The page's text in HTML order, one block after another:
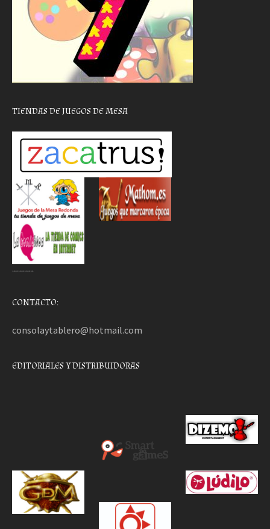
TIENDAS DE JUEGOS DE MESA
………..
CONTACTO:
consolaytablero@hotmail.com
EDITORIALES Y DISTRIBUIDORAS